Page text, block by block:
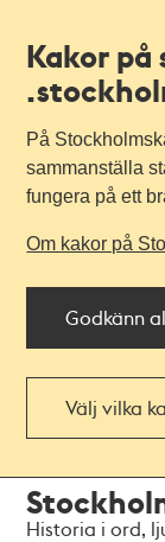
Kakor
På
sammanställa
fungera på ett
Om kakor på
Godkänn
Välj vilka
navigationen
huvudinnehållet
Historia i ord,